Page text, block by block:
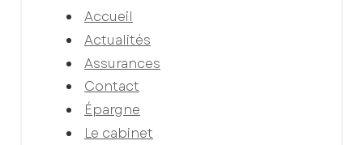
Accueil
Actualités
Assurances
Contact
Épargne
Le cabinet